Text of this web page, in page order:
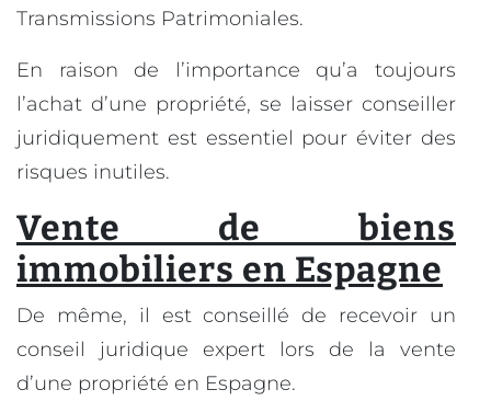
Transmissions Patrimoniales.
En raison de l’importance qu’a toujours
l’achat d’une propriété, se laisser conseiller
juridiquement est essentiel pour éviter des
risques inutiles.
Vente de biens
immobiliers en Espagne
De même, il est conseillé de recevoir un
conseil juridique expert lors de la vente
d’une propriété en Espagne.